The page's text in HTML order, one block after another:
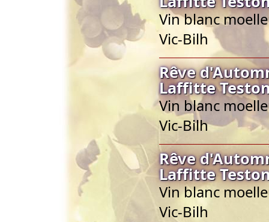
Vin blanc
Vic-Bilh
Rêve
Laffitte
Vin blanc
Vic-Bilh
Rêve
Laffitte
Vin blanc
Vic-Bilh